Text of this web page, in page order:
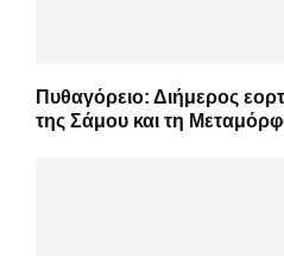
Πυθαγόρειο: Διήμερος
της Σάμου και τη